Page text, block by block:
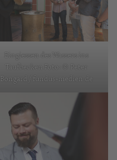
Eingiessen des Wassers ins
Taufbecken Foto: © Peter
Bongard / fundus-medien.de